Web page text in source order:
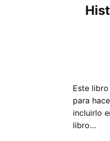
Este
para
incluirlo
libro…